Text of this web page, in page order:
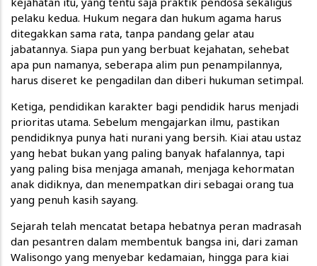
pelaku kedua. Hukum negara dan hukum agama harus
ditegakkan sama rata, tanpa pandang gelar atau
jabatannya. Siapa pun yang berbuat kejahatan, sehebat
apa pun namanya, seberapa alim pun penampilannya,
harus diseret ke pengadilan dan diberi hukuman setimpal.
Ketiga, pendidikan karakter bagi pendidik harus menjadi
prioritas utama. Sebelum mengajarkan ilmu, pastikan
pendidiknya punya hati nurani yang bersih. Kiai atau ustaz
yang hebat bukan yang paling banyak hafalannya, tapi
yang paling bisa menjaga amanah, menjaga kehormatan
anak didiknya, dan menempatkan diri sebagai orang tua
yang penuh kasih sayang.
Sejarah telah mencatat betapa hebatnya peran madrasah
dan pesantren dalam membentuk bangsa ini, dari zaman
Walisongo yang menyebar kedamaian, hingga para kiai